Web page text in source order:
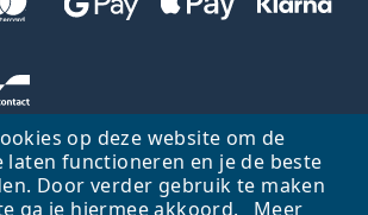
op deze website om de
laten functioneren en je de beste
Door verder gebruik te maken
ga je hiermee akkoord.
Meer